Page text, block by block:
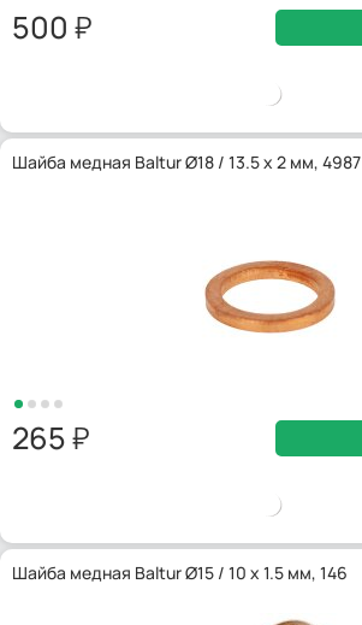
500
Шайба медная Baltur Ø18 / 13.5 x 2 мм, 4987
265
Шайба медная Baltur Ø15 / 10 x 1.5 мм, 146